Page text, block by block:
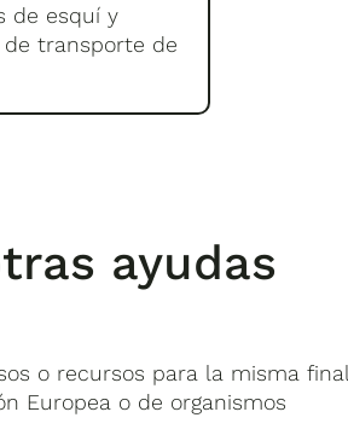
de esquí y
de transporte de
ayudas
o recursos para la misma
Europea o de organismos